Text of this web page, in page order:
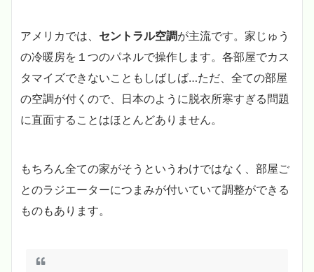
アメリカでは、 セントラル空調が主流です。家じゅう
の冷暖房を１つのパネルで操作します。各部屋でカス
タマイズできないこともしばしば…ただ、全ての部屋
の空調が付くので、日本のように脱衣所寒すぎる問題
に直面することはほとんどありません。
もちろん全ての家がそうというわけではなく、部屋ご
とのラジエーターにつまみが付いていて調整ができる
ものもあります。